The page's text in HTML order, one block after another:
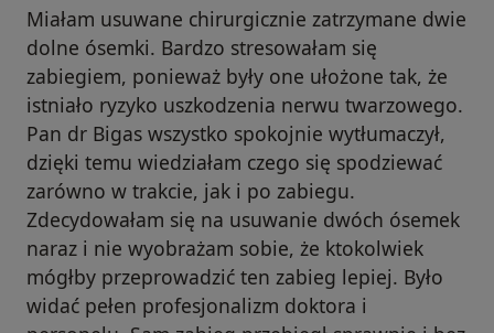
Miałam usuwane chirurgicznie zatrzymane dwie
dolne ósemki. Bardzo stresowałam się
zabiegiem, ponieważ były one ułożone tak, że
istniało ryzyko uszkodzenia nerwu twarzowego.
Pan dr Bigas wszystko spokojnie wytłumaczył,
dzięki temu wiedziałam czego się spodziewać
zarówno w trakcie, jak i po zabiegu.
Zdecydowałam się na usuwanie dwóch ósemek
naraz i nie wyobrażam sobie, że ktokolwiek
mógłby przeprowadzić ten zabieg lepiej. Było
widać pełen profesjonalizm doktora i